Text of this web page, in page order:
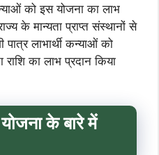
को इस योजना का लाभ
के मान्यता प्राप्त संस्थानों से
पात्र लाभार्थी कन्याओं को
राशि का लाभ प्रदान किया
के बारे में